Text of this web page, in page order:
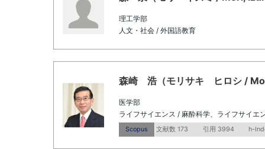
理工学部
人文・社会 / 外国語教育
森崎 浩（モリサキ ヒロシ /
医学部
ライフサイエンス / 麻酔科学、ライフサイエ
Scopus 文献数 173 引用 3994 h-